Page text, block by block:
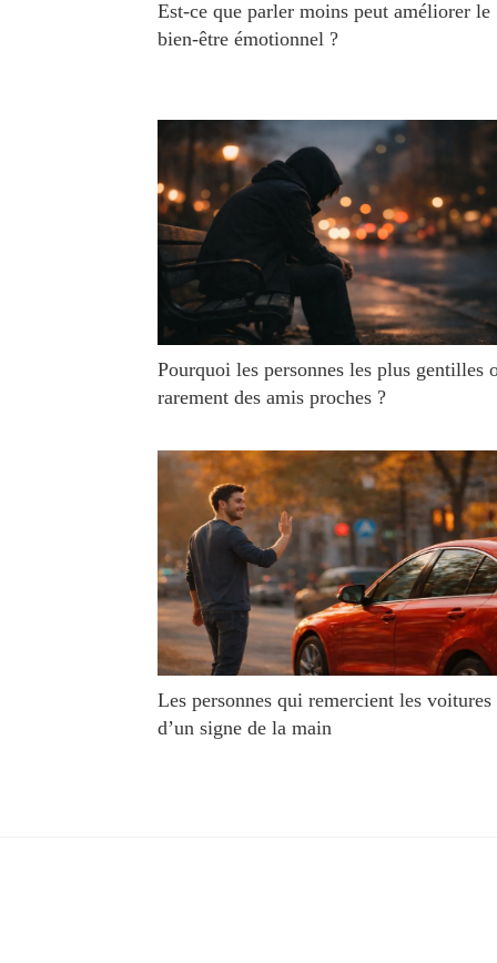
Est-ce que parler moins peut améliorer le
bien-être émotionnel ?
Pourquoi les personnes les plus gentilles
rarement des amis proches ?
Les personnes qui remercient les voitures
d’un signe de la main